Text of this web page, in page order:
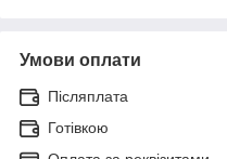
Умови оплати
Післяплата
Готівкою